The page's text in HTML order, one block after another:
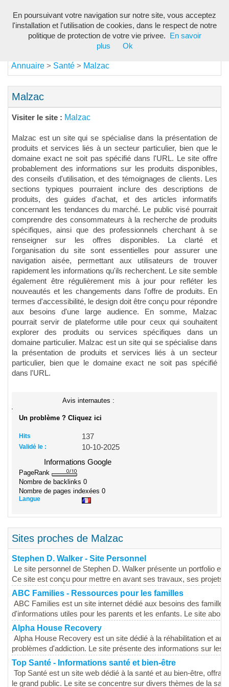
Annuaire > Santé > Malzac
Malzac
Visiter le site : Malzac
Malzac est un site qui se spécialise dans la présentation de
produits et services liés à un secteur particulier, bien que le
domaine exact ne soit pas spécifié dans l'URL. Le site offre
probablement des informations sur les produits disponibles,
des conseils d'utilisation, et des témoignages de clients. Les
sections typiques pourraient inclure des descriptions de
produits, des guides d'achat, et des articles informatifs
concernant les tendances du marché. Le public visé pourrait
comprendre des consommateurs à la recherche de produits
spécifiques, ainsi que des professionnels cherchant à se
renseigner sur les offres disponibles. La clarté et
l'organisation du site sont essentielles pour assurer une
navigation aisée, permettant aux utilisateurs de trouver
rapidement les informations qu'ils recherchent. Le site semble
également être régulièrement mis à jour pour refléter les
nouveautés et les changements dans l'offre de produits. En
termes d'accessibilité, le design doit être conçu pour répondre
aux besoins d'une large audience. En somme, Malzac
pourrait servir de plateforme utile pour ceux qui souhaitent
explorer des produits ou services spécifiques dans un
domaine particulier. Malzac est un site qui se spécialise dans
la présentation de produits et services liés à un secteur
particulier, bien que le domaine exact ne soit pas spécifié
dans l'URL.
Avis internautes :
Un problème ? Cliquez ici
Hits 137
Validé le :
10-10-2025
Informations Google
PageRank
Nombre de backlinks 0
Nombre de pages indexées 0
Langue
Sites proches de Malzac
Stephen D. Walker - Site Personnel
Le site personnel de Stephen D. Walker présente un portfolio
Ce site est conçu pour mettre en avant ses travaux, ses projets
ABC Families - Ressources pour les familles
ABC Families est un site internet dédié aux besoins des
d'informations utiles pour les parents et les enfants. Le site
Alpha House Recovery
Alpha House Recovery est un site dédié à la réhabilitation et au
problèmes d'addiction. Le site présente des informations sur les
Top Santé - Informations santé et bien-être
Top Santé est un site web dédié à la santé et au bien-être,
le grand public. Le site se concentre sur divers thèmes de la
En poursuivant votre navigation sur notre site, vous acceptez
l'installation et l'utilisation de cookies, dans le respect de notre
politique de protection de votre vie privee.
En savoir
plus
Ok